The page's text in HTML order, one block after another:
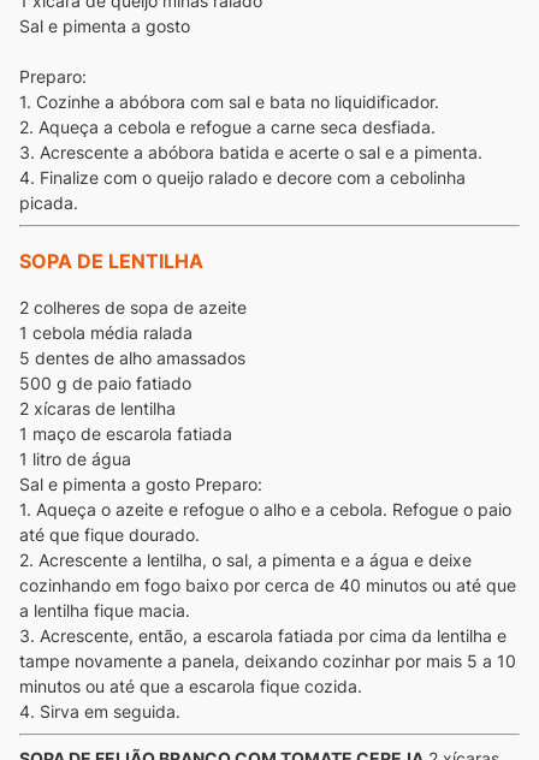
Sal e pimenta a gosto
Preparo:
1. Cozinhe a abóbora com sal e bata no liquidificador.
2. Aqueça a cebola e refogue a carne seca desfiada.
3. Acrescente a abóbora batida e acerte o sal e a pimenta.
4. Finalize com o queijo ralado e decore com a cebolinha
picada.
SOPA DE LENTILHA
2 colheres de sopa de azeite
1 cebola média ralada
5 dentes de alho amassados
500 g de paio fatiado
2 xícaras de lentilha
1 maço de escarola fatiada
1 litro de água
Sal e pimenta a gosto Preparo:
1. Aqueça o azeite e refogue o alho e a cebola. Refogue o paio
até que fique dourado.
2. Acrescente a lentilha, o sal, a pimenta e a água e deixe
cozinhando em fogo baixo por cerca de 40 minutos ou até que
a lentilha fique macia.
3. Acrescente, então, a escarola fatiada por cima da lentilha e
tampe novamente a panela, deixando cozinhar por mais 5 a 10
minutos ou até que a escarola fique cozida.
4. Sirva em seguida.